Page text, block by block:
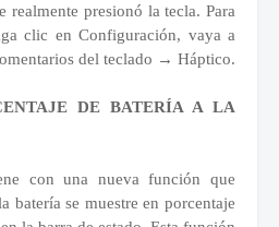
realmente presionó la tecla. Para
clic en Configuración, vaya a
del teclado → Háptico.
DE BATERÍA A LA
con una nueva función que
batería se muestre en porcentaje